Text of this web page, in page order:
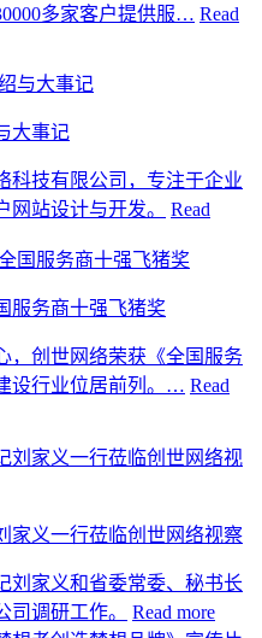
多家客户提供服… Read
大事记
科技有限公司，专注于企业
网站设计与开发。
Read
服务商十强飞猪奖
，创世网络荣获《全国服务
设行业位居前列。… Read
家义一行莅临创世网络视察
刘家义和省委常委、秘书长
调研工作。
Read more